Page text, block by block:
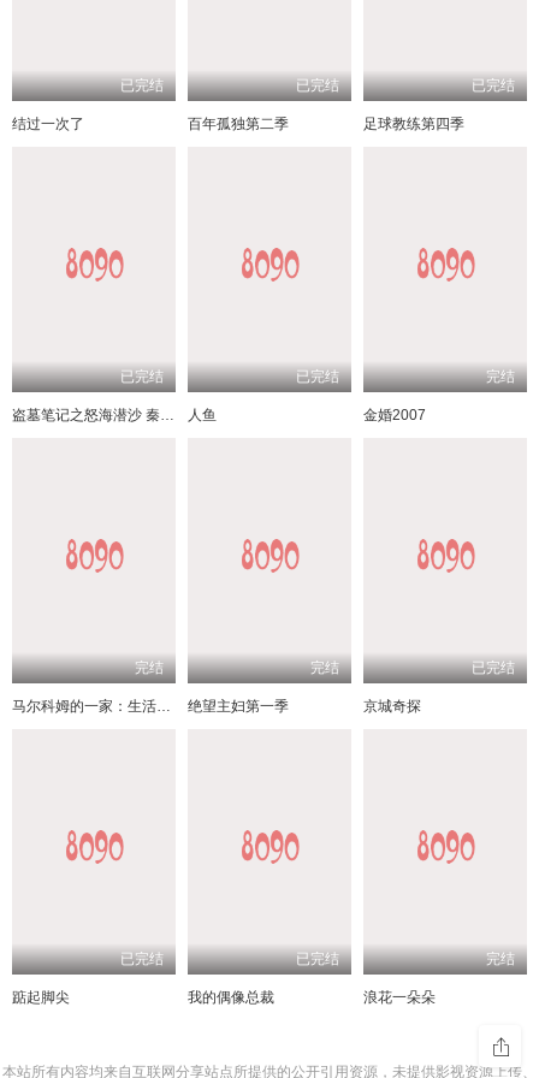
已完结
结过一次了
已完结
百年孤独第二季
已完结
足球教练第四季
已完结
盗墓笔记之怒海潜沙 秦岭神树
已完结
人鱼
完结
金婚2007
完结
马尔科姆的一家：生活依旧不公
完结
绝望主妇第一季
已完结
京城奇探
已完结
踮起脚尖
已完结
我的偶像总裁
完结
浪花一朵朵
本站所有内容均来自互联网分享站点所提供的公开引用资源，未提供影视资源上传、